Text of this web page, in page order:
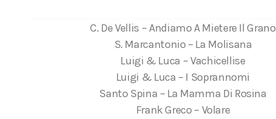
C. De Vellis – Andiamo A Mietere Il Grano
S. Marcantonio – La Molisana
Luigi & Luca – Vachicellise
Luigi & Luca – I Soprannomi
Santo Spina – La Mamma Di Rosina
Frank Greco – Volare